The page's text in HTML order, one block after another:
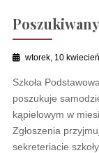
wtorek, 10
Szkoła
poszukuje
kąpielowym w
Zgłoszenia
sekreteriacie